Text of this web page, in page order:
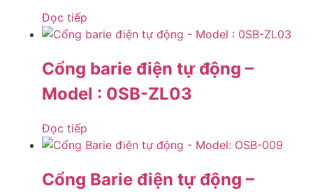
Đọc tiếp
Cổng barie điện tự động –
Model : 0SB-ZL03
Đọc tiếp
Cổng Barie điện tự động –